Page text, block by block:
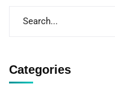
Categories